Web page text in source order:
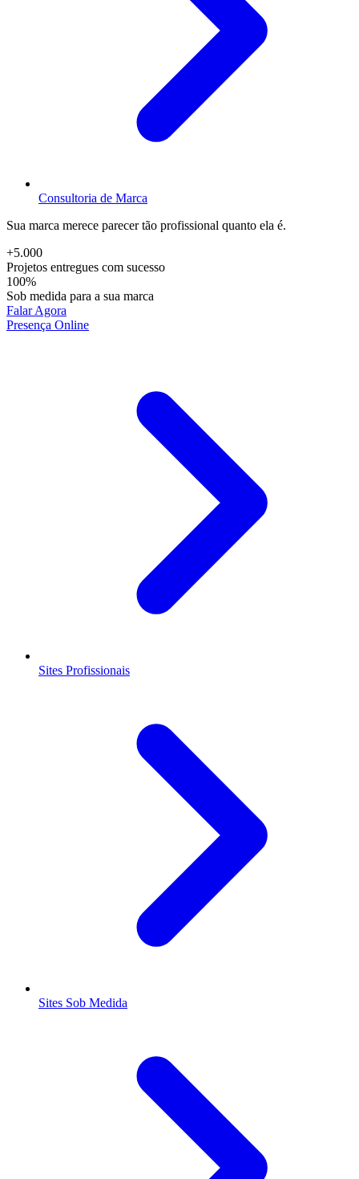
Consultoria de Marca
Sua marca merece parecer tão profissional quanto ela é.
+5.000
Projetos entregues com sucesso
100%
Sob medida para a sua marca
Falar Agora
Presença Online
Sites Profissionais
Sites Sob Medida